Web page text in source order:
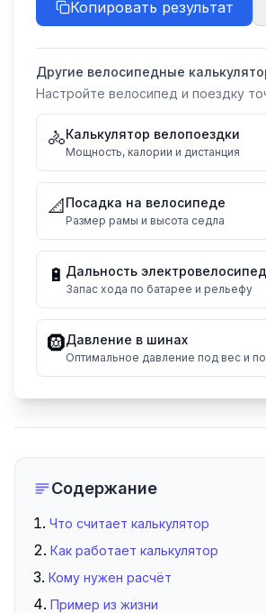
Копировать результат
Другие велосипедные
Настройте велосипед и поездку
🚴Калькулятор велопоездки
Мощность, калории и дистанция
📐 Посадка на велосипеде
Размер рамы и высота седла
🔋 Дальность
Запас хода по батарее и рельефу
🛞Давление в шинах
Оптимальное давление под вес и
Содержание
Что считает калькулятор
Как работает калькулятор
Кому нужен расчёт
Пример из жизни